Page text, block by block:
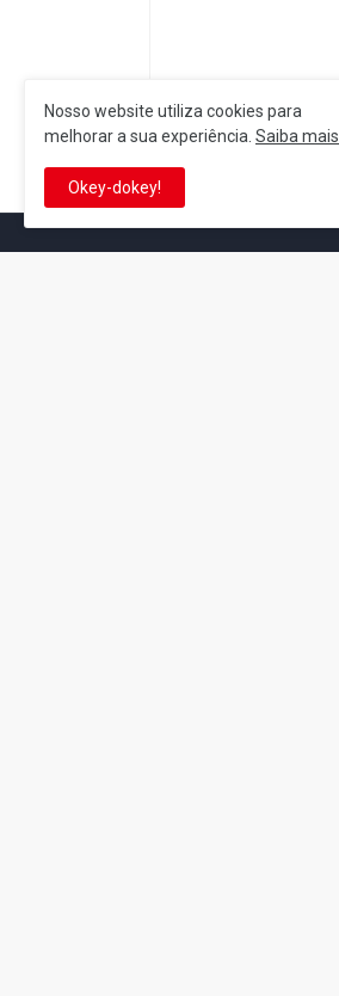
Nosso website utiliza cookies para
melhorar a sua experiência. Saiba mais.
Okey-dokey!